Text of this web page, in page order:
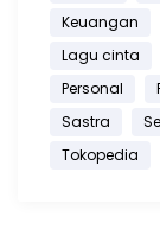
Keuangan
Lagu cinta
Personal
Sastra
Tokopedia